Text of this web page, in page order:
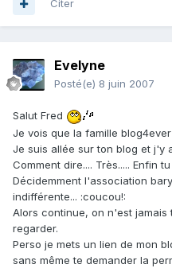
Citer
Evelyne
Posté(e) 8 juin 2007
Salut Fred
Je vois que la famille
Je suis allée sur ton blog et j'y
Comment dire.... Très..... Enfin
Décidemment l'association
indifférente... :coucou!:
Alors continue, on n'est
regarder.
Perso je mets un lien de mon
sans même te demander la